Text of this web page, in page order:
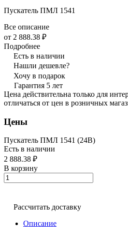
Пускатель ПМЛ 1541
Все описание
от 2 888.38 ₽
Подробнее
Есть в наличии
Нашли дешевле?
Хочу в подарок
Гарантия 5 лет
Цена действительна только для
отличаться от цен в розничных
Цены
Пускатель ПМЛ 1541 (24В)
Есть в наличии
2 888.38 ₽
В корзину
Рассчитать доставку
Описание